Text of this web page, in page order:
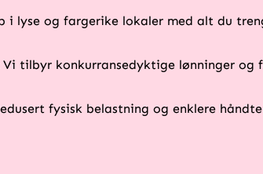
i lyse og fargerike lokaler med alt du
tilbyr konkurransedyktige lønninger og
fysisk belastning og enklere